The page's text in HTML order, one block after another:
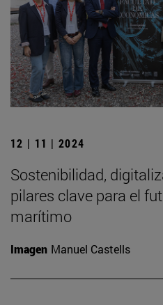
12 | 11 | 2024
Sostenibilidad,
pilares clave para el
marítimo
Imagen Manuel Castells